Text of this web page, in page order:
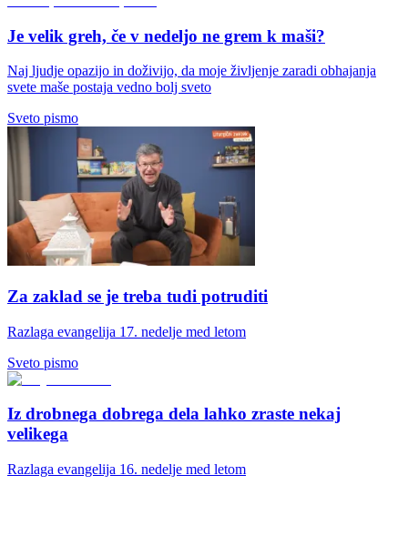
Je velik greh, če v nedeljo ne grem k maši?
Naj ljudje opazijo in doživijo, da moje življenje zaradi obhajanja
svete maše postaja vedno bolj sveto
Sveto pismo
Za zaklad se je treba tudi potruditi
Razlaga evangelija 17. nedelje med letom
Sveto pismo
Iz drobnega dobrega dela lahko zraste nekaj
velikega
Razlaga evangelija 16. nedelje med letom